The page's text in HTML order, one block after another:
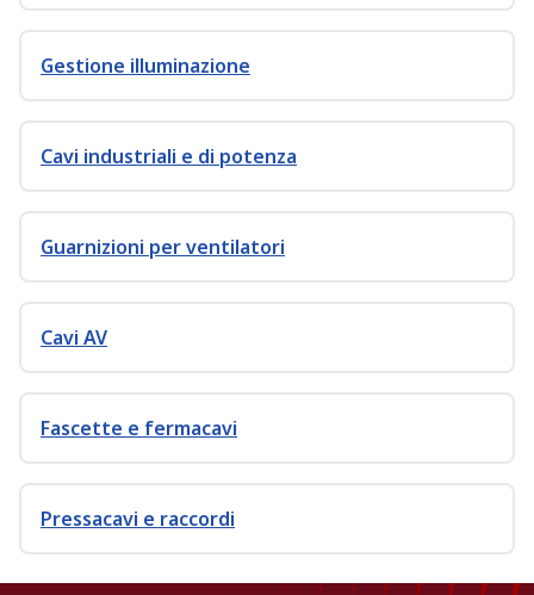
Gestione illuminazione
Cavi industriali e di potenza
Guarnizioni per ventilatori
Cavi AV
Fascette e fermacavi
Pressacavi e raccordi